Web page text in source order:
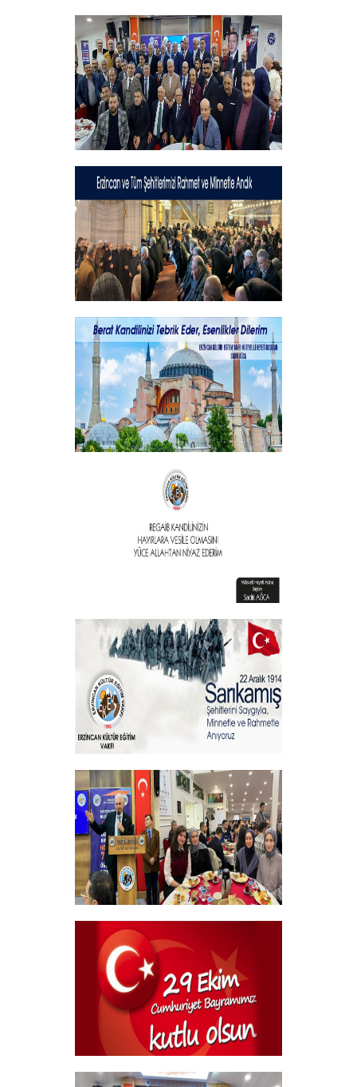
Hayırlı Bayramlar
+
Geleneksel İftar Programımız
+
Şehitlerimizi Rahmet ve Minnetle
Andık...
+
Vakıf Başkanımızdan Kandil mesajı
+
Vakıf Başkanımızdan Kandil mesajı
+
Sehitlerimizi Rahmetle Anıyoruz
+
Geleneksel Bursiyer öğrencilerimizle
kahvaltı Programı
+
29 Ekim Cumhuriyet Bayramı